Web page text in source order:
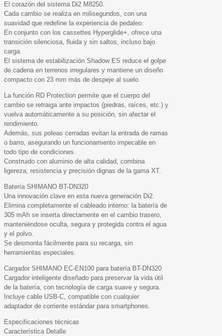
El corazón del sistema Di2 M8250.
Cada cambio se realiza en milisegundos, con una
suavidad que redefine la experiencia de pedaleo.
En conjunto con los cassettes Hyperglide+, ofrece una
transición silenciosa, fluida y sin saltos, incluso bajo
carga.
El sistema de estabilización Shadow ES reduce el golpe
de cadena en terrenos irregulares y mantiene un diseño
compacto con 23 mm más de despeje al suelo.
La función RD Protection permite que el cuerpo del
cambio se retraiga ante impactos (piedras, raíces, etc.) y
vuelva automáticamente a su posición, sin afectar el
rendimiento.
Además, sus poleas cerradas evitan la entrada de ramas
o barro, asegurando un funcionamiento impecable en
todo tipo de condiciones.
Construido con aluminio de alta calidad, combina
ligereza, resistencia y precisión dignas de la gama XT.
Batería SHIMANO BT-DN320
Una innovación clave en esta nueva generación Di2.
Elimina completamente el cableado interno: la batería de
305 mAh se inserta directamente en el cambio trasero,
manteniéndose oculta, segura y protegida contra el agua
y el polvo.
Se desmonta fácilmente para su recarga, sin
herramientas especiales.
Cargador SHIMANO EC-EN100 para batería BT-DN320
Cargador inteligente diseñado para preservar la vida útil
de la batería, con tecnología de carga suave y segura.
Incluye cable USB-C, compatible con cualquier
adaptador de corriente estándar para smartphones.
Especificaciones técnicas
Característica Detalle